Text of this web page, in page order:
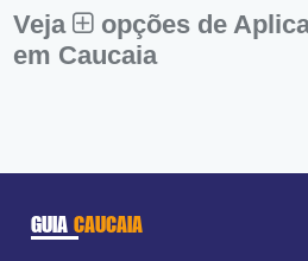
Dom:
Fechado
Veja
opções de
em Caucaia
GUIA CAUCAIA